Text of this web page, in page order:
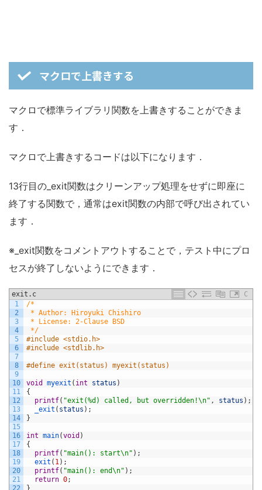
マクロで上書きする
マクロで標準ライブラリ関数を上書きすることができま
す．
マクロで上書きするコードは以下になります．
13行目の_exit関数はクリーンアップ処理をせずに即座に
終了する関数で，通常はexit関数の内部で呼び出されてい
ます．
※_exit関数をコメントアウトすることで，テスト中にプロ
セスが終了しないようにできます．
exit.c
C
1
2
3
4
5
6
7
8
9
10
11
12
13
14
15
16
17
18
19
20
21
22
/*
* Author: Hiroyuki Chishiro
* License: 2-Clause BSD
*/
#include <stdio.h>
#include <stdlib.h>
#define exit(status) myexit(status)
void myexit ( int status )
{
printf( "exit(%d) called, but overridden!\n" , status ) ;
_exit ( status ) ;
}
int main(void )
{
printf( "main(): start\n" ) ;
exit ( 1) ;
printf( "main(): end\n" ) ;
return 0;
}